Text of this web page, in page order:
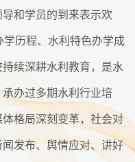
和学员的到来表示欢
历程、水利特色办学成
持续深耕水利教育，是水
办过多期水利行业培
格局深刻变革，社会对
发布、舆情应对、讲好